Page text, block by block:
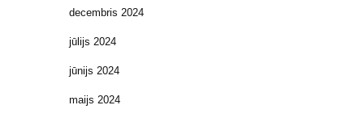
decembris 2024
jūlijs 2024
jūnijs 2024
maijs 2024